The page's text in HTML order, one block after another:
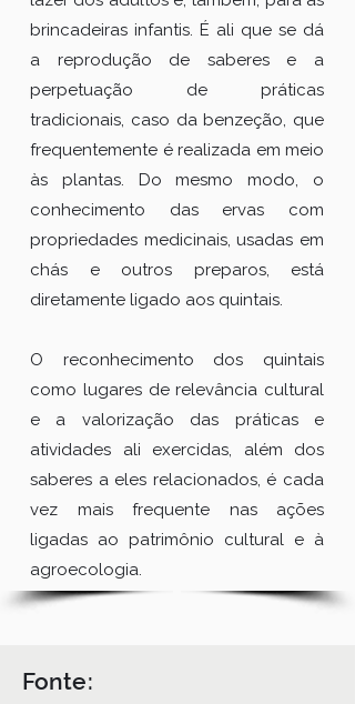
brincadeiras infantis. É ali que se dá
a reprodução de saberes e a
perpetuação de práticas
tradicionais, caso da benzeção, que
frequentemente é realizada em meio
às plantas. Do mesmo modo, o
conhecimento das ervas com
propriedades medicinais, usadas em
chás e outros preparos, está
diretamente ligado aos quintais.
O reconhecimento dos quintais
como lugares de relevância cultural
e a valorização das práticas e
atividades ali exercidas, além dos
saberes a eles relacionados, é cada
vez mais frequente nas ações
ligadas ao patrimônio cultural e à
agroecologia.
Fonte: